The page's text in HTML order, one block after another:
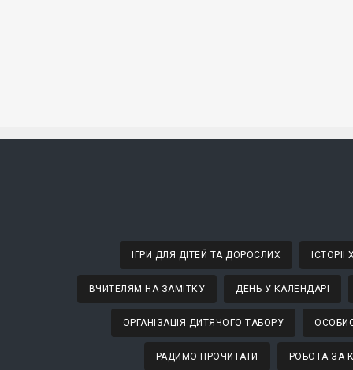
ІГРИ ДЛЯ ДІТЕЙ ТА ДОРОСЛИХ
ВЧИТЕЛЯМ НА ЗАМІТКУ ДЕНЬ У КАЛЕНДАРІ
ОРГАНІЗАЦІЯ ДИТЯЧОГО ТАБОРУ
РАДИМО ПРОЧИТАТИ РОБОТА ЗА